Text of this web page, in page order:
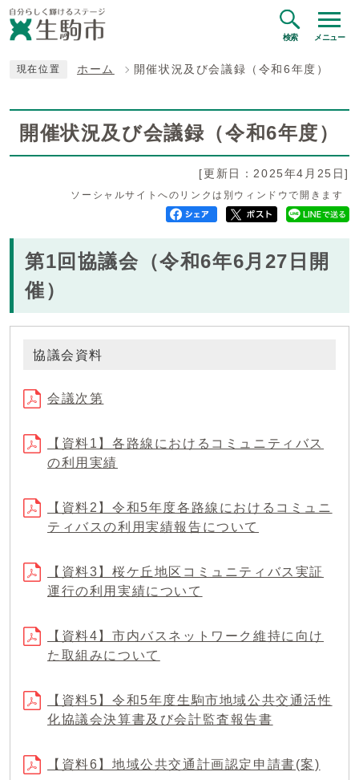
検索 メニュー
現在位置 ホーム 開催状況及び会議録（令和6年度）
開催状況及び会議録（令和6年度）
[更新日：2025年4月25日]
ソーシャルサイトへのリンクは別ウィンドウで開きます
第1回協議会（令和6年6月27日開
催）
協議会資料
会議次第
【資料1】各路線におけるコミュニティバス
の利用実績
【資料2】令和5年度各路線におけるコミュニ
ティバスの利用実績報告について
【資料3】桜ケ丘地区コミュニティバス実証
運行の利用実績について
【資料4】市内バスネットワーク維持に向け
た取組みについて
【資料5】令和5年度生駒市地域公共交通活性
化協議会決算書及び会計監査報告書
【資料6】地域公共交通計画認定申請書(案)